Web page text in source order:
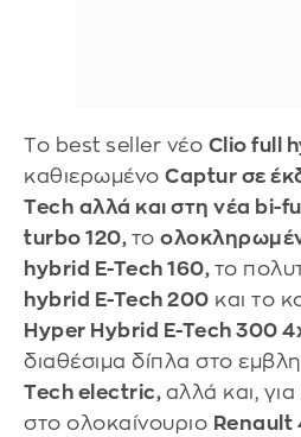
Tο best seller νέο Clio full
καθιερωμένο Captur σε
Tech αλλά και στη νέα bi-
turbo 120, το
hybrid E-Tech 160, το
hybrid E-Tech 200 και το
Hyper Hybrid E-Tech 300
διαθέσιμα δίπλα στο
Tech electric, αλλά και,
στο ολοκαίνουριο Renault